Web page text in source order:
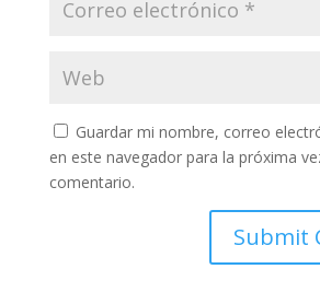
Guardar mi nombre, correo
en este navegador para la próxima
comentario.